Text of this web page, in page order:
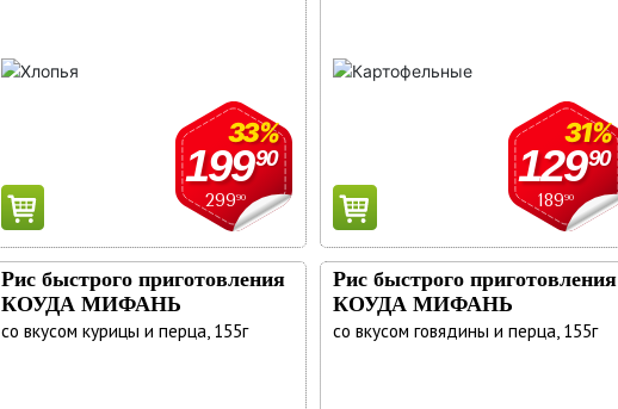
29990
33%
19990
18990
31%
12990
Рис быстрого приготовления
КОУДА МИФАНЬ
со вкусом курицы и перца, 155г
Рис быстрого приготовления
КОУДА МИФАНЬ
со вкусом говядины и перца, 155г